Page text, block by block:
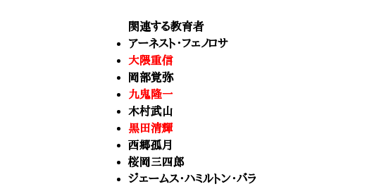
関連する教育者
アーネスト・フェノロサ
大隈重信
岡部覚弥
九鬼隆一
木村武山
黒田清輝
西郷孤月
桜岡三四郎
ジェームス・ハミルトン・バラ